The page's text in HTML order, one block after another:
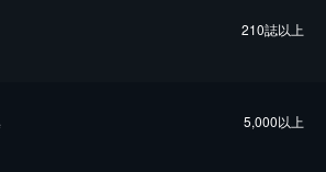
210誌以上
5,000以上